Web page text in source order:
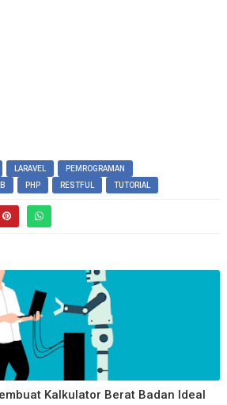
LARAVEL
PEMROGRAMAN
PHP RESTFUL TUTORIAL
Kalkulator Berat Badan Ideal